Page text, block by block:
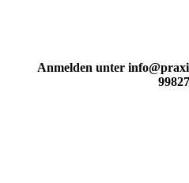
Anmelden unter